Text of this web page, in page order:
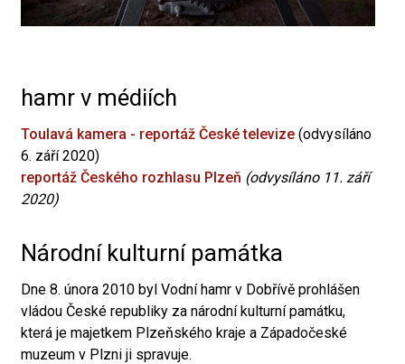
hamr v médiích
Toulavá kamera - reportáž České televize (odvysíláno
6. září 2020)
reportáž Českého rozhlasu Plzeň (odvysíláno 11. září
2020)
Národní kulturní památka
Dne 8. února 2010 byl Vodní hamr v Dobřívě prohlášen
vládou České republiky za národní kulturní památku,
která je majetkem Plzeňského kraje a Západočeské
muzeum v Plzni ji spravuje.